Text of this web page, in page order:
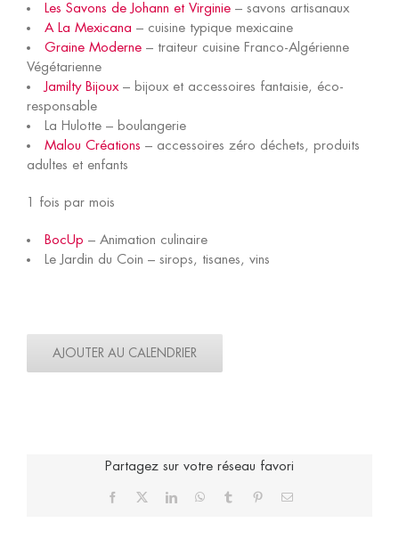
Les Savons de Johann et Virginie– savons artisanaux
A La Mexicana – cuisine typique mexicaine
Graine Moderne– traiteur cuisine Franco-Algérienne
Végétarienne
Jamilty Bijoux– bijoux et accessoires fantaisie, éco-
responsable
La Hulotte – boulangerie
Malou Créations – accessoires zéro déchets, produits
adultes et enfants
1 fois par mois
BocUp – Animation culinaire
Le Jardin du Coin – sirops, tisanes, vins
AJOUTER AU CALENDRIER
Partagez sur votre réseau favori
Facebook
X LinkedInWhatsApp
TumblrPinterestEmail